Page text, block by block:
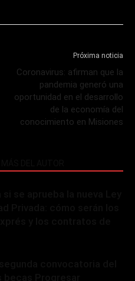
Próxima noticia
Coronavirus: afirman que la
pandemia generó una
oportunidad en el desarrollo
de la economía del
conocimiento en Misiones